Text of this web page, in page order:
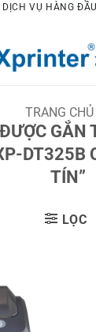
DỊCH VỤ HÀNG
TRANG CHỦ
GẮN
DT325B
TÍN”
LỌC